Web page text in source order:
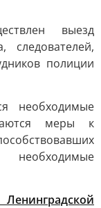
выезд
следователей,
полиции
необходимые
меры к